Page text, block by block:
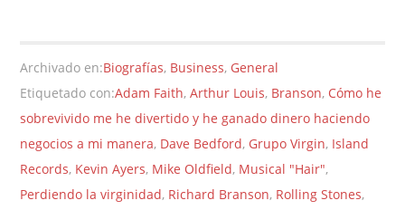
Archivado en:Biografías, Business, General
Etiquetado con:Adam Faith,Arthur Louis, Branson, Cómo he
sobrevivido me he divertido y he ganado dinero haciendo
negocios a mi manera, Dave Bedford, Grupo Virgin, Island
Records, Kevin Ayers, Mike Oldfield, Musical "Hair",
Perdiendo la virginidad, Richard Branson, Rolling Stones,